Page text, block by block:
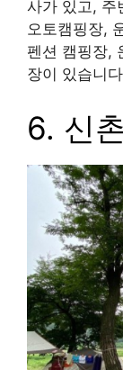
에 위치하고
의시설을 이
인근에 가볼
오토캠핑장,
펜션 캠핑장,
장이 있습니
6. 신